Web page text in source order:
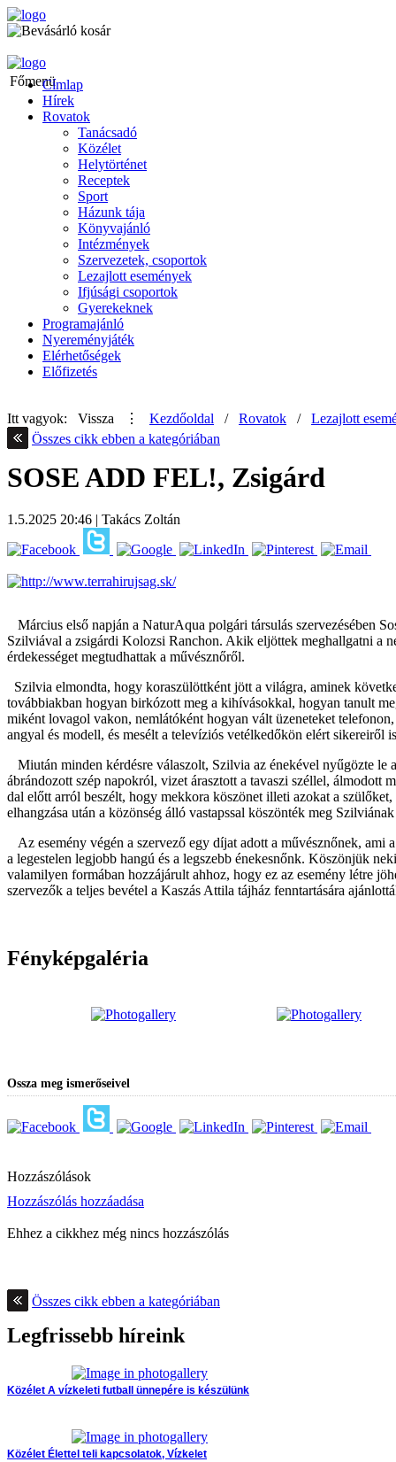
FőmenüCímlap
Hírek
Rovatok
Tanácsadó
Közélet
Helytörténet
Receptek
Sport
Házunk tája
Könyvajánló
Intézmények
Szervezetek, csoportok
Lezajlott események
Ifjúsági csoportok
Gyerekeknek
Programajánló
Nyereményjáték
Elérhetőségek
Előfizetés
Itt vagyok: Vissza ⋮ Kezdőoldal / Rovatok /
Lezajlott
Összes cikk ebben a kategóriában
SOSE ADD FEL!, Zsigárd
1.5.2025 20:46 | Takács Zoltán
Március első napján a NaturAqua polgári társulás szervezésében
Szilviával a zsigárdi Kolozsi Ranchon. Akik eljöttek meghallgatni a
érdekességet megtudhattak a művésznőről.
Szilvia elmondta, hogy koraszülöttként jött a világra, aminek
továbbiakban hogyan birkózott meg a kihívásokkal, hogyan tanult
miként lovagol vakon, nemlátóként hogyan vált üzeneteket
angyal és modell, és mesélt a televíziós vetélkedőkön elért sikereiről
Miután minden kérdésre válaszolt, Szilvia az énekével nyűgözte le
ábrándozott szép napokról, vizet árasztott a tavaszi széllel,
dal előtt arról beszélt, hogy mekkora köszönet illeti azokat a
elhangzása után a közönség álló vastapssal köszönték meg
Az esemény végén a szervező egy díjat adott a művésznőnek,
a legestelen legjobb hangú és a legszebb énekesnőnk. Köszönjük
valamilyen formában hozzájárult ahhoz, hogy ez az esemény létre
szervezők a teljes bevétel a Kaszás Attila tájház fenntartására
Fényképgaléria
Ossza meg ismerőseivel
Hozzászólások
Hozzászólás hozzáadása
Ehhez a cikkhez még nincs hozzászólás
Összes cikk ebben a kategóriában
Legfrissebb híreink
Közélet A vízkeleti futball ünnepére is készülünk
Közélet Élettel teli kapcsolatok, Vízkelet